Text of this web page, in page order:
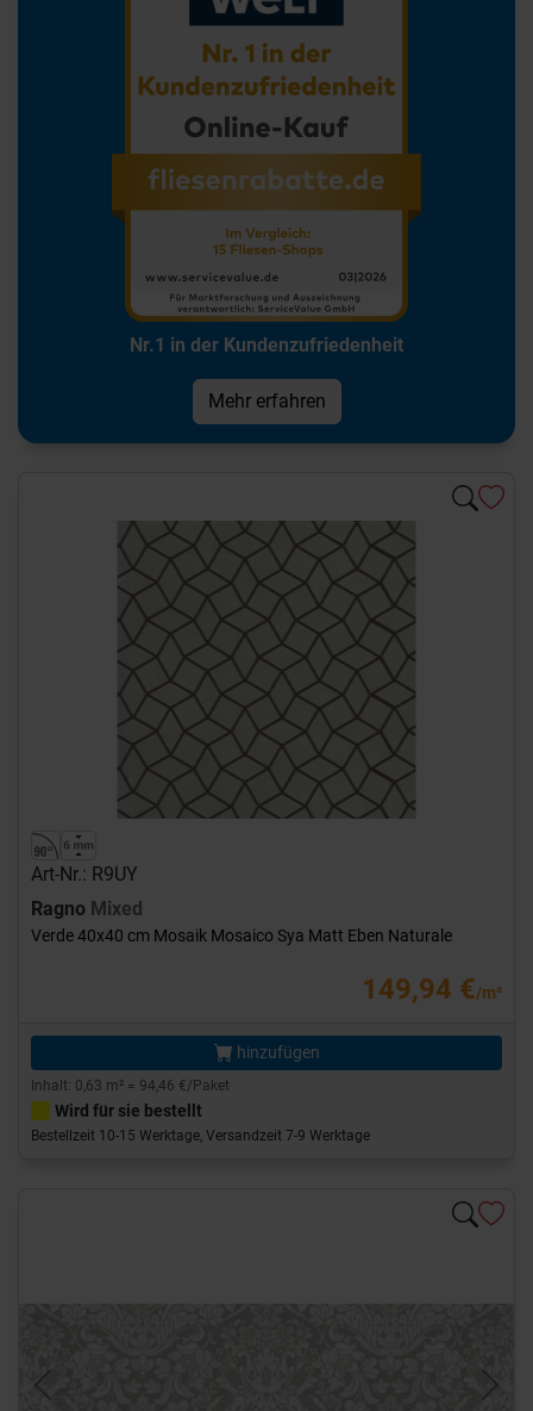
Nr.1 in der Kundenzufriedenheit
Mehr erfahren
Art-Nr.: R9UY
Ragno Mixed
Verde 40x40 cm Mosaik Mosaico Sya Matt Eben Naturale
149,94 €/m²
hinzufügen
Inhalt: 0,63 m² = 94,46 €/Paket
Wird für sie bestellt
Bestellzeit 10-15 Werktage, Versandzeit 7-9 Werktage
Previous Next